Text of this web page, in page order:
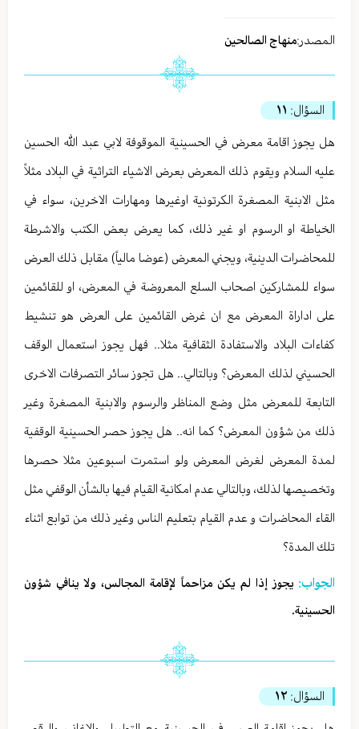
المصدر:منهاج الصالحين
السؤال: ١١
هل يجوز اقامة معرض في الحسينية الموقوفة لابي عبد الله الحسين
عليه السلام ويقوم ذلك المعرض بعرض الاشياء التراثية في البلاد مثلاً
مثل الابنية المصغرة الكرتونية اوغيرها ومهارات الاخرين، سواء في
الخياطة او الرسوم او غير ذلك، كما يعرض بعض الكتب والاشرطة
للمحاضرات الدينية، ويجني المعرض (عوضا مالياً) مقابل ذلك العرض
سواء للمشاركين اصحاب السلع المعروضة في المعرض، او للقائمين
على اداراة المعرض مع ان غرض القائمين على العرض هو تنشيط
كفاءات البلاد والاستفادة الثقافية مثلا.. فهل يجوز استعمال الوقف
الحسيني لذلك المعرض؟ وبالتالي.. هل تجوز سائر التصرفات الاخرى
التابعة للمعرض مثل وضع المناظر والرسوم والابنية المصغرة وغير
ذلك من شؤون المعرض؟ كما انه.. هل يجوز حصر الحسينية الوقفية
لمدة المعرض لغرض المعرض ولو استمرت اسبوعين مثلا حصرها
وتخصيصها لذلك، وبالتالي عدم امكانية القيام فيها بالشأن الوقفي مثل
القاء المحاضرات و عدم القيام بتعليم الناس وغير ذلك من توابع اثناء
تلك المدة؟
الجواب:يجوز إذا لم يكن مزاحماً لإقامة المجالس، ولا ينافي شؤون
الحسينية.
السؤال: ١٢